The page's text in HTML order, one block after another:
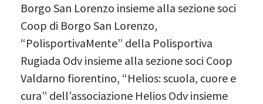
Borgo San Lorenzo insieme alla sezione soci
Coop di Borgo San Lorenzo,
“PolisportivaMente” della Polisportiva
Rugiada Odv insieme alla sezione soci Coop
Valdarno fiorentino, “Helios: scuola, cuore e
cura” dell’associazione Helios Odv insieme